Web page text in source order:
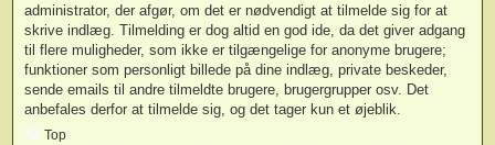
administrator, der afgør, om det er nødvendigt at tilmelde sig for at
skrive indlæg. Tilmelding er dog altid en god ide, da det giver adgang
til flere muligheder, som ikke er tilgængelige for anonyme brugere;
funktioner som personligt billede på dine indlæg, private beskeder,
sende emails til andre tilmeldte brugere, brugergrupper osv. Det
anbefales derfor at tilmelde sig, og det tager kun et øjeblik.
Top